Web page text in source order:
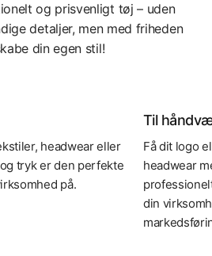
og prisvenligt tøj – uden
detaljer, men med friheden
din egen stil!
headwear eller
tryk er den perfekte
på.
Til
Få dit logo
headwear
din